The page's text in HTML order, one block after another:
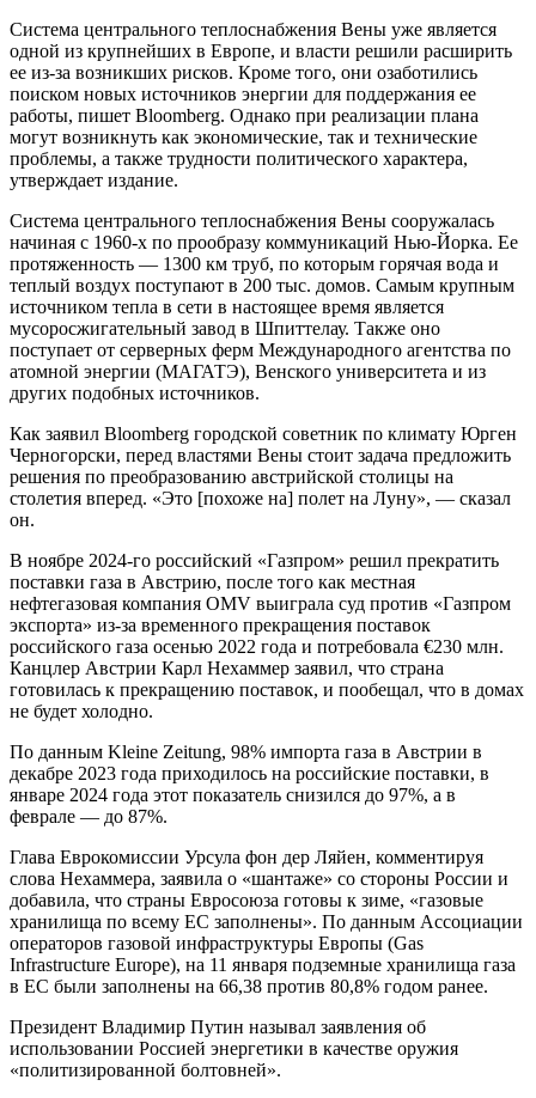
Система центрального теплоснабжения Вены уже является
одной из крупнейших в Европе, и власти решили расширить
ее из-за возникших рисков. Кроме того, они озаботились
поиском новых источников энергии для поддержания ее
работы, пишет Bloomberg. Однако при реализации плана
могут возникнуть как экономические, так и технические
проблемы, а также трудности политического характера,
утверждает издание.
Система центрального теплоснабжения Вены сооружалась
начиная с 1960-х по прообразу коммуникаций Нью-Йорка. Ее
протяженность — 1300 км труб, по которым горячая вода и
теплый воздух поступают в 200 тыс. домов. Самым крупным
источником тепла в сети в настоящее время является
мусоросжигательный завод в Шпиттелау. Также оно
поступает от серверных ферм Международного агентства по
атомной энергии (МАГАТЭ), Венского университета и из
других подобных источников.
Как заявил Bloomberg городской советник по климату Юрген
Черногорски, перед властями Вены стоит задача предложить
решения по преобразованию австрийской столицы на
столетия вперед. «Это [похоже на] полет на Луну», — сказал
он.
В ноябре 2024-го российский «Газпром» решил прекратить
поставки газа в Австрию, после того как местная
нефтегазовая компания OMV выиграла суд против «Газпром
экспорта» из-за временного прекращения поставок
российского газа осенью 2022 года и потребовала €230 млн.
Канцлер Австрии Карл Нехаммер заявил, что страна
готовилась к прекращению поставок, и пообещал, что в домах
не будет холодно.
По данным Kleine Zeitung, 98% импорта газа в Австрии в
декабре 2023 года приходилось на российские поставки, в
январе 2024 года этот показатель снизился до 97%, а в
феврале — до 87%.
Глава Еврокомиссии Урсула фон дер Ляйен, комментируя
слова Нехаммера, заявила о «шантаже» со стороны России и
добавила, что страны Евросоюза готовы к зиме, «газовые
хранилища по всему ЕС заполнены». По данным Ассоциации
операторов газовой инфраструктуры Европы (Gas
Infrastructure Europe), на 11 января подземные хранилища газа
в ЕС были заполнены на 66,38 против 80,8% годом ранее.
Президент Владимир Путин называл заявления об
использовании Россией энергетики в качестве оружия
«политизированной болтовней».